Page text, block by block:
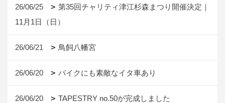
26/06/25
第35回チャリティ津江杉森まつり開催決定｜
11月1日（日）
26/06/21 鳥飼八幡宮
26/06/20 バイクにも素敵なイタ車あり
26/06/20 TAPESTRY no.50が完成しました